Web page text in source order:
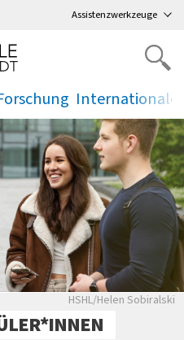
Assistenzwerkzeuge
.
HSHL/Helen Sobiralski